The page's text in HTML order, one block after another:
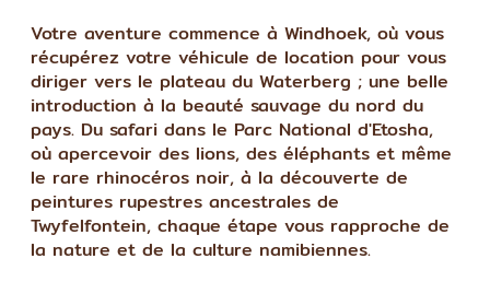
Votre aventure commence à Windhoek, où vous
récupérez votre véhicule de location pour vous
diriger vers le plateau du Waterberg ; une belle
introduction à la beauté sauvage du nord du
pays. Du safari dans le Parc National d'Etosha,
où apercevoir des lions, des éléphants et même
le rare rhinocéros noir, à la découverte de
peintures rupestres ancestrales de
Twyfelfontein, chaque étape vous rapproche de
la nature et de la culture namibiennes.